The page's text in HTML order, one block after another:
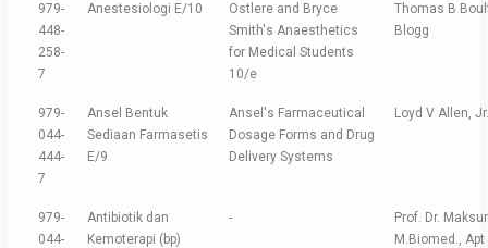
979-
448-
258-
7
Anestesiologi E/10
Ostlere and Bryce
Smith's Anaesthetics
for Medical Students
10/e
Thomas B
Blogg
979-
044-
444-
7
Ansel Bentuk
Sediaan Farmasetis
E/9
Ansel's Farmaceutical
Dosage Forms and Drug
Delivery Systems
Loyd V Allen,
979-
044-
Antibiotik dan
Kemoterapi (bp)
-
Prof. Dr.
M.Biomed., Apt